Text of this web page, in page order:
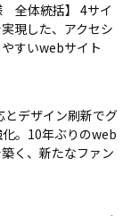
全体統括】 4サイ
現した、アクセシ
すいwebサイト
とデザイン刷新でグ
。10年ぶりのweb
く、新たなファン